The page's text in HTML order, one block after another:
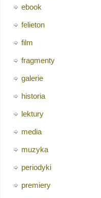
ebook
felieton
film
fragmenty
galerie
historia
lektury
media
muzyka
periodyki
premiery